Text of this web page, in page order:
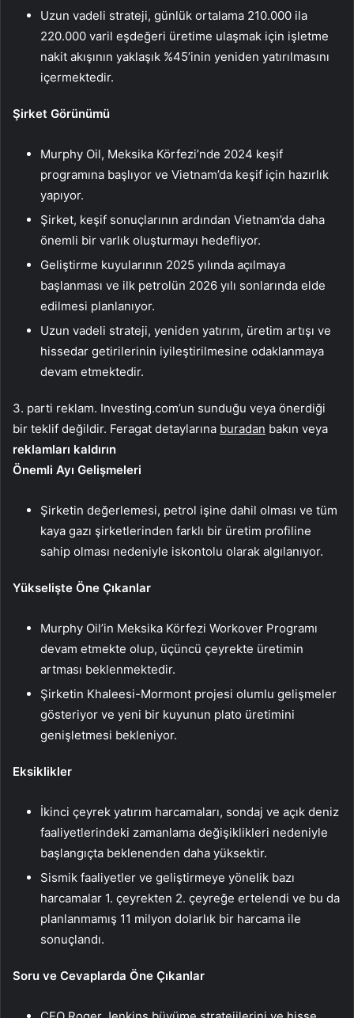
Uzun vadeli strateji, günlük ortalama 210.000 ila
220.000 varil eşdeğeri üretime ulaşmak için işletme
nakit akışının yaklaşık %45’inin yeniden yatırılmasını
içermektedir.
Şirket Görünümü
Murphy Oil, Meksika Körfezi’nde 2024 keşif
programına başlıyor ve Vietnam’da keşif için hazırlık
yapıyor.
Şirket, keşif sonuçlarının ardından Vietnam’da daha
önemli bir varlık oluşturmayı hedefliyor.
Geliştirme kuyularının 2025 yılında açılmaya
başlanması ve ilk petrolün 2026 yılı sonlarında elde
edilmesi planlanıyor.
Uzun vadeli strateji, yeniden yatırım, üretim artışı ve
hissedar getirilerinin iyileştirilmesine odaklanmaya
devam etmektedir.
3. parti reklam. Investing.com’un sunduğu veya önerdiği
bir teklif değildir. Feragat detaylarına buradan bakın veya
reklamları kaldırın
Önemli Ayı Gelişmeleri
Şirketin değerlemesi, petrol işine dahil olması ve tüm
kaya gazı şirketlerinden farklı bir üretim profiline
sahip olması nedeniyle iskontolu olarak algılanıyor.
Yükselişte Öne Çıkanlar
Murphy Oil’in Meksika Körfezi Workover Programı
devam etmekte olup, üçüncü çeyrekte üretimin
artması beklenmektedir.
Şirketin Khaleesi-Mormont projesi olumlu gelişmeler
gösteriyor ve yeni bir kuyunun plato üretimini
genişletmesi bekleniyor.
Eksiklikler
İkinci çeyrek yatırım harcamaları, sondaj ve açık deniz
faaliyetlerindeki zamanlama değişiklikleri nedeniyle
başlangıçta beklenenden daha yüksektir.
Sismik faaliyetler ve geliştirmeye yönelik bazı
harcamalar 1. çeyrekten 2. çeyreğe ertelendi ve bu da
planlanmamış 11 milyon dolarlık bir harcama ile
sonuçlandı.
Soru ve Cevaplarda Öne Çıkanlar